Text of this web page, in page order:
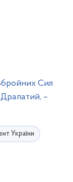
Сил
–
України